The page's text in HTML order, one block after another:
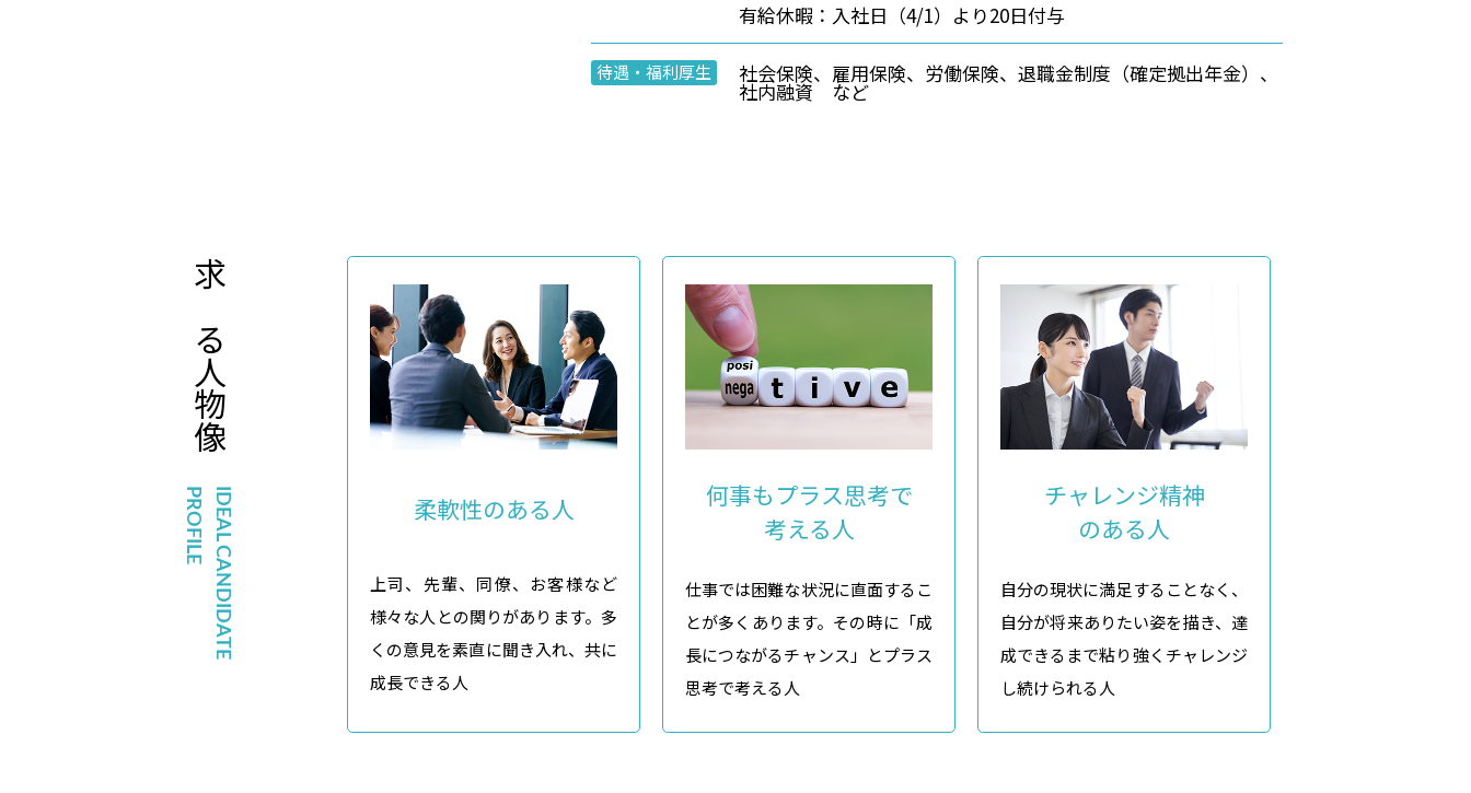
有給休暇：入社日（4/1）より20日付与
待遇・福利厚生 社会保険、雇用保険、労働保険、退職金制度（確定拠出年金）、
社内融資 など
求める
人物像
IDEAL CANDIDATE
PROFILE 柔軟性のある人
上司、先輩、同僚、お客様など
様々な人との関りがあります。多
くの意見を素直に聞き入れ、共に
成長できる人
何事もプラス思考で
考える人
仕事では困難な状況に直面するこ
とが多くあります。その時に「成
長につながるチャンス」とプラス
思考で考える人
チャレンジ精神
のある人
自分の現状に満足することなく、
自分が将来ありたい姿を描き、達
成できるまで粘り強くチャレンジ
し続けられる人